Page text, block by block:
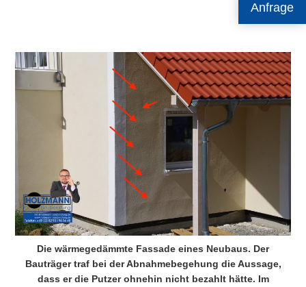
Anfrage
Die wärmegedämmte Fassade eines Neubaus. Der
Bauträger traf bei der Abnahmebegehung die Aussage,
dass er die Putzer ohnehin nicht bezahlt hätte. Im